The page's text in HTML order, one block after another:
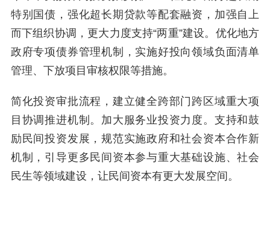
特别国债，强化超长期贷款等配套融资，加强自上
而下组织协调，更大力度支持“两重”建设。优化地方
政府专项债券管理机制，实施好投向领域负面清单
管理、下放项目审核权限等措施。
简化投资审批流程，建立健全跨部门跨区域重大项
目协调推进机制。加大服务业投资力度。支持和鼓
励民间投资发展，规范实施政府和社会资本合作新
机制，引导更多民间资本参与重大基础设施、社会
民生等领域建设，让民间资本有更大发展空间。